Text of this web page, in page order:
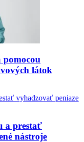
pomocou
látok
a prestať
nástroje